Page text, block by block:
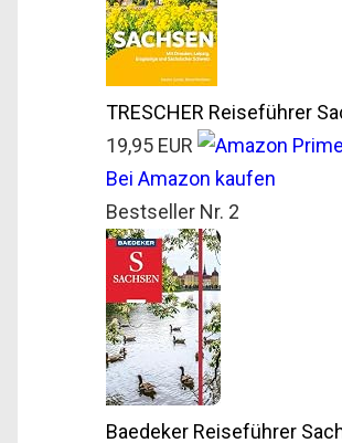
TRESCHER Reiseführer
19,95 EUR
Bei Amazon kaufen
Bestseller Nr. 2
Baedeker Reiseführer